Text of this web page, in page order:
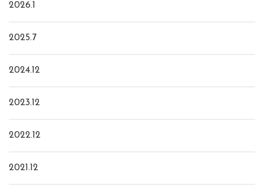
2026.1
2025.7
2024.12
2023.12
2022.12
2021.12